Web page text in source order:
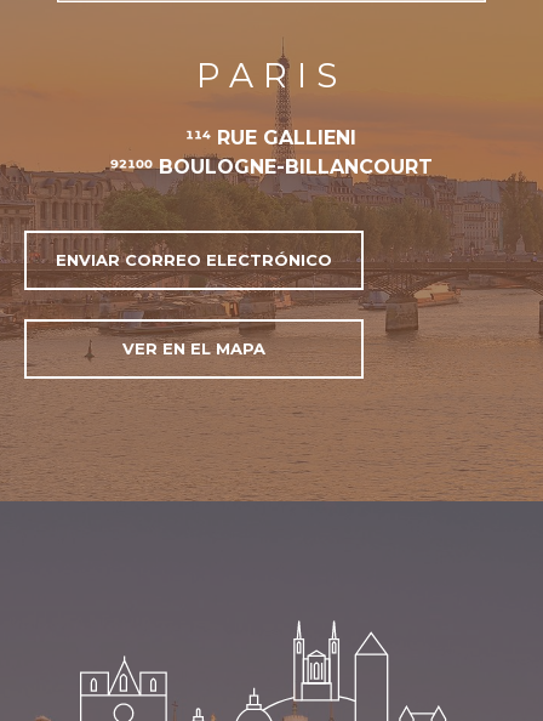
ENVIAR CORREO ELECTRÓNICO
VER EN EL MAPA
PARIS
114 RUE GALLIENI
92100 BOULOGNE-BILLANCOURT